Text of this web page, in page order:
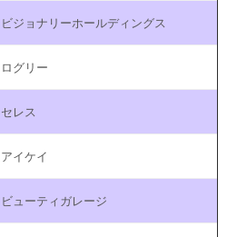
ビジョナリーホールディングス
ログリー
セレス
アイケイ
ビューティガレージ